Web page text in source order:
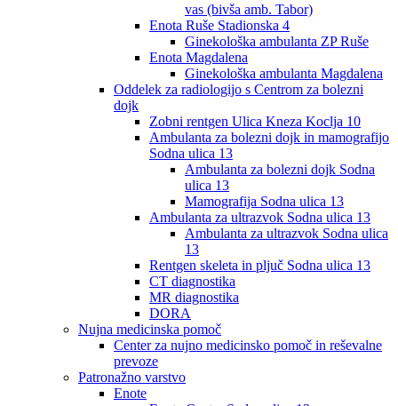
vas (bivša amb. Tabor)
Enota Ruše Stadionska 4
Ginekološka ambulanta ZP Ruše
Enota Magdalena
Ginekološka ambulanta Magdalena
Oddelek za radiologijo s Centrom za bolezni
dojk
Zobni rentgen Ulica Kneza Koclja 10
Ambulanta za bolezni dojk in mamografijo
Sodna ulica 13
Ambulanta za bolezni dojk Sodna
ulica 13
Mamografija Sodna ulica 13
Ambulanta za ultrazvok Sodna ulica 13
Ambulanta za ultrazvok Sodna ulica
13
Rentgen skeleta in pljuč Sodna ulica 13
CT diagnostika
MR diagnostika
DORA
Nujna medicinska pomoč
Center za nujno medicinsko pomoč in reševalne
prevoze
Patronažno varstvo
Enote